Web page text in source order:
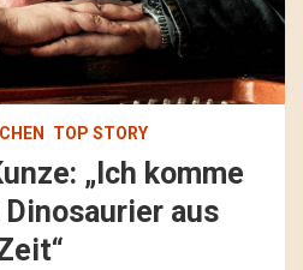
TOP STORY
„Ich komme
aus